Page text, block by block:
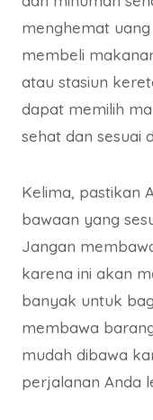
menghemat
membeli
atau stasiun
dapat memilih
sehat dan sesuai
Kelima, pastikan
bawaan yang
Jangan
karena ini akan
banyak untuk
membawa
mudah dibawa
perjalanan Anda